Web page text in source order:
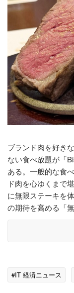
ブランド肉を好き
ない食べ放題が「
ある。一般的な食
ド肉を心ゆくまで
に無限ステーキを
の期待を高める「
#IT 経済ニュース